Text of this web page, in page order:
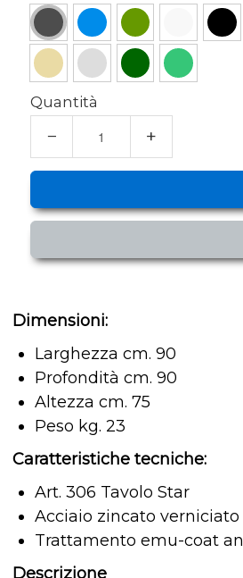
Quantità
− +
Dimensioni:
Larghezza cm. 90
Profondità cm. 90
Altezza cm. 75
Peso kg. 23
Caratteristiche tecniche:
Art. 306 Tavolo Star
Acciaio zincato verniciato
Trattamento emu-coat
Descrizione